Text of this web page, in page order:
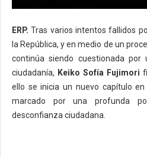
ERP. Tras varios intentos fallidos
la República, y en medio de un
continúa siendo cuestionada
ciudadanía, Keiko Sofía Fujimori
ello se inicia un nuevo capítulo
marcado por una profunda
desconfianza ciudadana.